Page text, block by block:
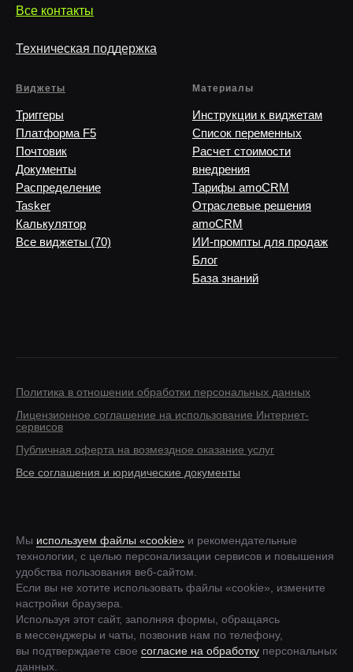
Все контакты
Техническая поддержка
Виджеты
Триггеры
Платформа F5
Почтовик
Документы
Распределение
Tasker
Калькулятор
Все виджеты (70)
Материалы
Инструкции к виджетам
Список переменных
Расчет стоимости
внедрения
Тарифы amoCRM
Отраслевые решения
amoCRM
ИИ-промпты для продаж
Блог
База знаний
Политика в отношении обработки персональных данных
Лицензионное соглашение на использование Интернет-
сервисов
Публичная оферта на возмездное оказание услуг
Все соглашения и юридические документы
Мы используем файлы «cookie» и рекомендательные
технологии, с целью персонализации сервисов и повышения
удобства пользования веб-сайтом.
Если вы не хотите использовать файлы «cookie», измените
настройки браузера.
Используя этот сайт, заполняя формы, обращаясь
в мессенджеры и чаты, позвонив нам по телефону,
вы подтверждаете свое согласие на обработку персональных
данных.